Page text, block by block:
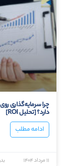
دارد؟ [تحلیل ROI]
ادامه مطلب
۱۱ مرداد ۱۴۰۴